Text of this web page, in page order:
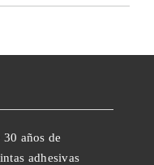
30 años de
adhesivas